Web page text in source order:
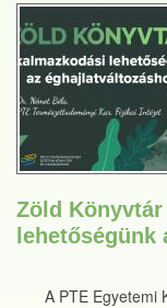
Zöld
lehetőségünk
A PTE Egyetemi